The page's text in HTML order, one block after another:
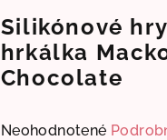
Silikónové
hrkálka
Chocolate
Priemerné
Neohodnotené